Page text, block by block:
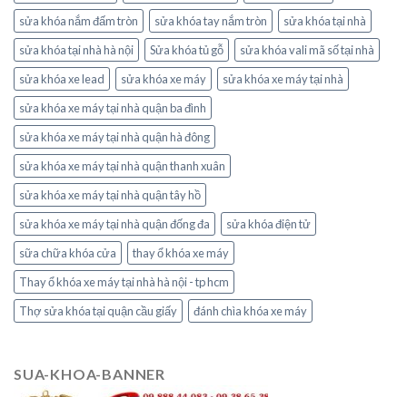
sửa khóa nắm đấm tròn
sửa khóa tay nắm tròn
sửa khóa tại nhà
sửa khóa tại nhà hà nội
Sửa khóa tủ gỗ
sửa khóa vali mã số tại nhà
sửa khóa xe lead
sửa khóa xe máy
sửa khóa xe máy tại nhà
sửa khóa xe máy tại nhà quận ba đình
sửa khóa xe máy tại nhà quận hà đông
sửa khóa xe máy tại nhà quận thanh xuân
sửa khóa xe máy tại nhà quận tây hồ
sửa khóa xe máy tại nhà quận đống đa
sửa khóa điện tử
sữa chữa khóa cửa
thay ổ khóa xe máy
Thay ổ khóa xe máy tại nhà hà nội - tp hcm
Thợ sửa khóa tại quận cầu giấy
đánh chìa khóa xe máy
SUA-KHOA-BANNER